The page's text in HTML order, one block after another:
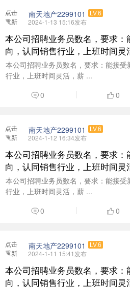
点击
重新
南天地产2299101 LV.6
2024-1-13 15:16发布
本公司招聘业务员数名，要求
向，认同销售行业，上班时间
电咨询了解：18938377999
本公司招聘业务员数名，要求：能接
行业，上班时间灵活，薪 ...
0
0
点击
重新
南天地产2299101 LV.6
2024-1-12 16:34发布
本公司招聘业务员数名，要求
向，认同销售行业，上班时间
电咨询了解：18938377999
本公司招聘业务员数名，要求：能接
行业，上班时间灵活，薪 ...
0
0
点击
重新
南天地产2299101 LV.6
2024-1-11 15:41发布
本公司招聘业务员数名，要求
向，认同销售行业，上班时间